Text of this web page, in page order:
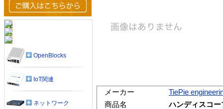
メーカー
TiePie
商品名
ハンディスコ
OpenBlocks
IoT関連
ネットワーク